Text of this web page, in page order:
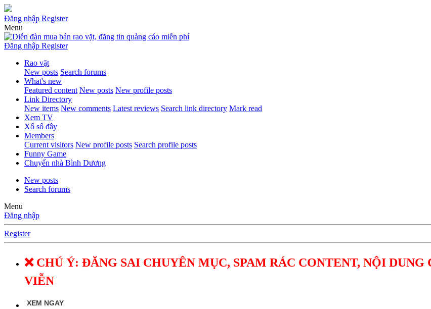
Đăng nhập Register
Menu
Đăng nhập Register
Rao vặt
New posts Search forums
What's new
Featured content New posts New profile posts
Link Directory
New items New comments Latest reviews Search link directory Mark read
Xem TV
Xổ số đây
Members
Current visitors New profile posts Search profile posts
Funny Game
Chuyển nhà Bình Dương
New posts
Search forums
Menu
Đăng nhập
Register
❌ CHÚ Ý: ĐĂNG SAI CHUYÊN MỤC, SPAM RÁC CONTENT, NỘI
VIỄN